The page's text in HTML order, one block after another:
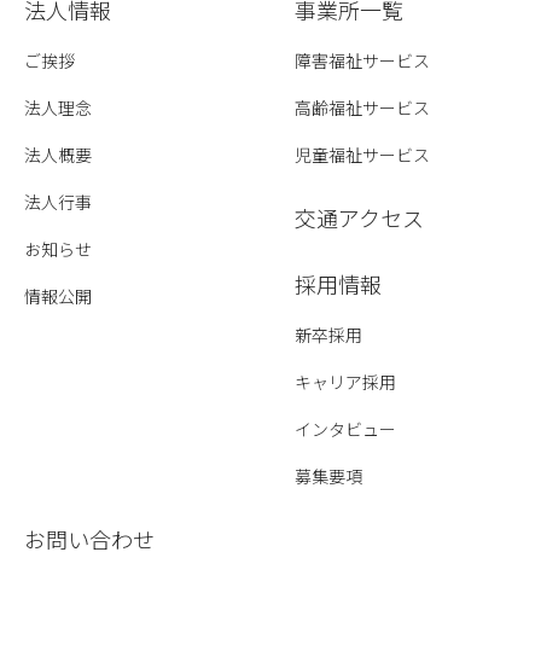
法人情報
ご挨拶
法人理念
法人概要
法人行事
お知らせ
情報公開
事業所一覧
障害福祉サービス
高齢福祉サービス
児童福祉サービス
交通アクセス
採用情報
新卒採用
キャリア採用
インタビュー
募集要項
お問い合わせ